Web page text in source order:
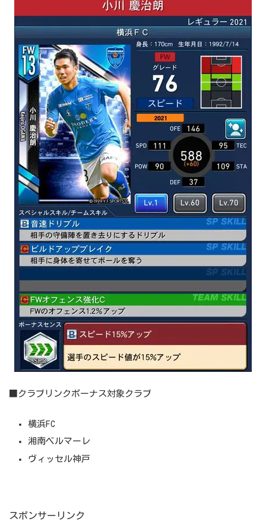
■クラブリンクボーナス対象クラブ
横浜FC
湘南ベルマーレ
ヴィッセル神戸
スポンサーリンク